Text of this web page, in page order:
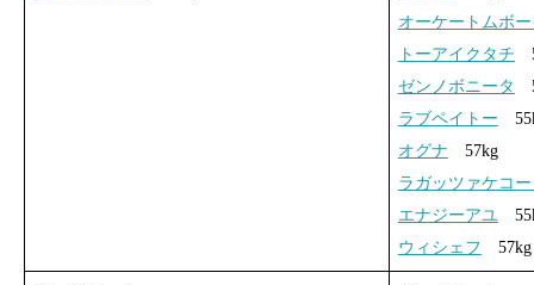
オーケートムボ
トーアイクタチ
ゼンノボニータ
ラブペイトー
オグナ 57kg
ラガッツァケコ
エナジーアユ
ウィシェフ 57kg